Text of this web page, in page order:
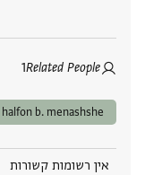
Related People
1
halfon b. menashshe
אין רשומות קשורות